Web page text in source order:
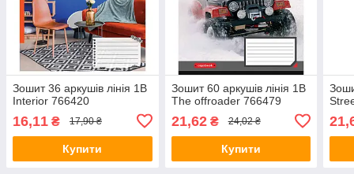
Зошит 36 аркушів лінія 1В
Interior 766420
16,11 ₴ 17,90 ₴
Купити
Зошит 60 аркушів лінія 1В
The offroader 766479
21,62₴ 24,02 ₴
Купити